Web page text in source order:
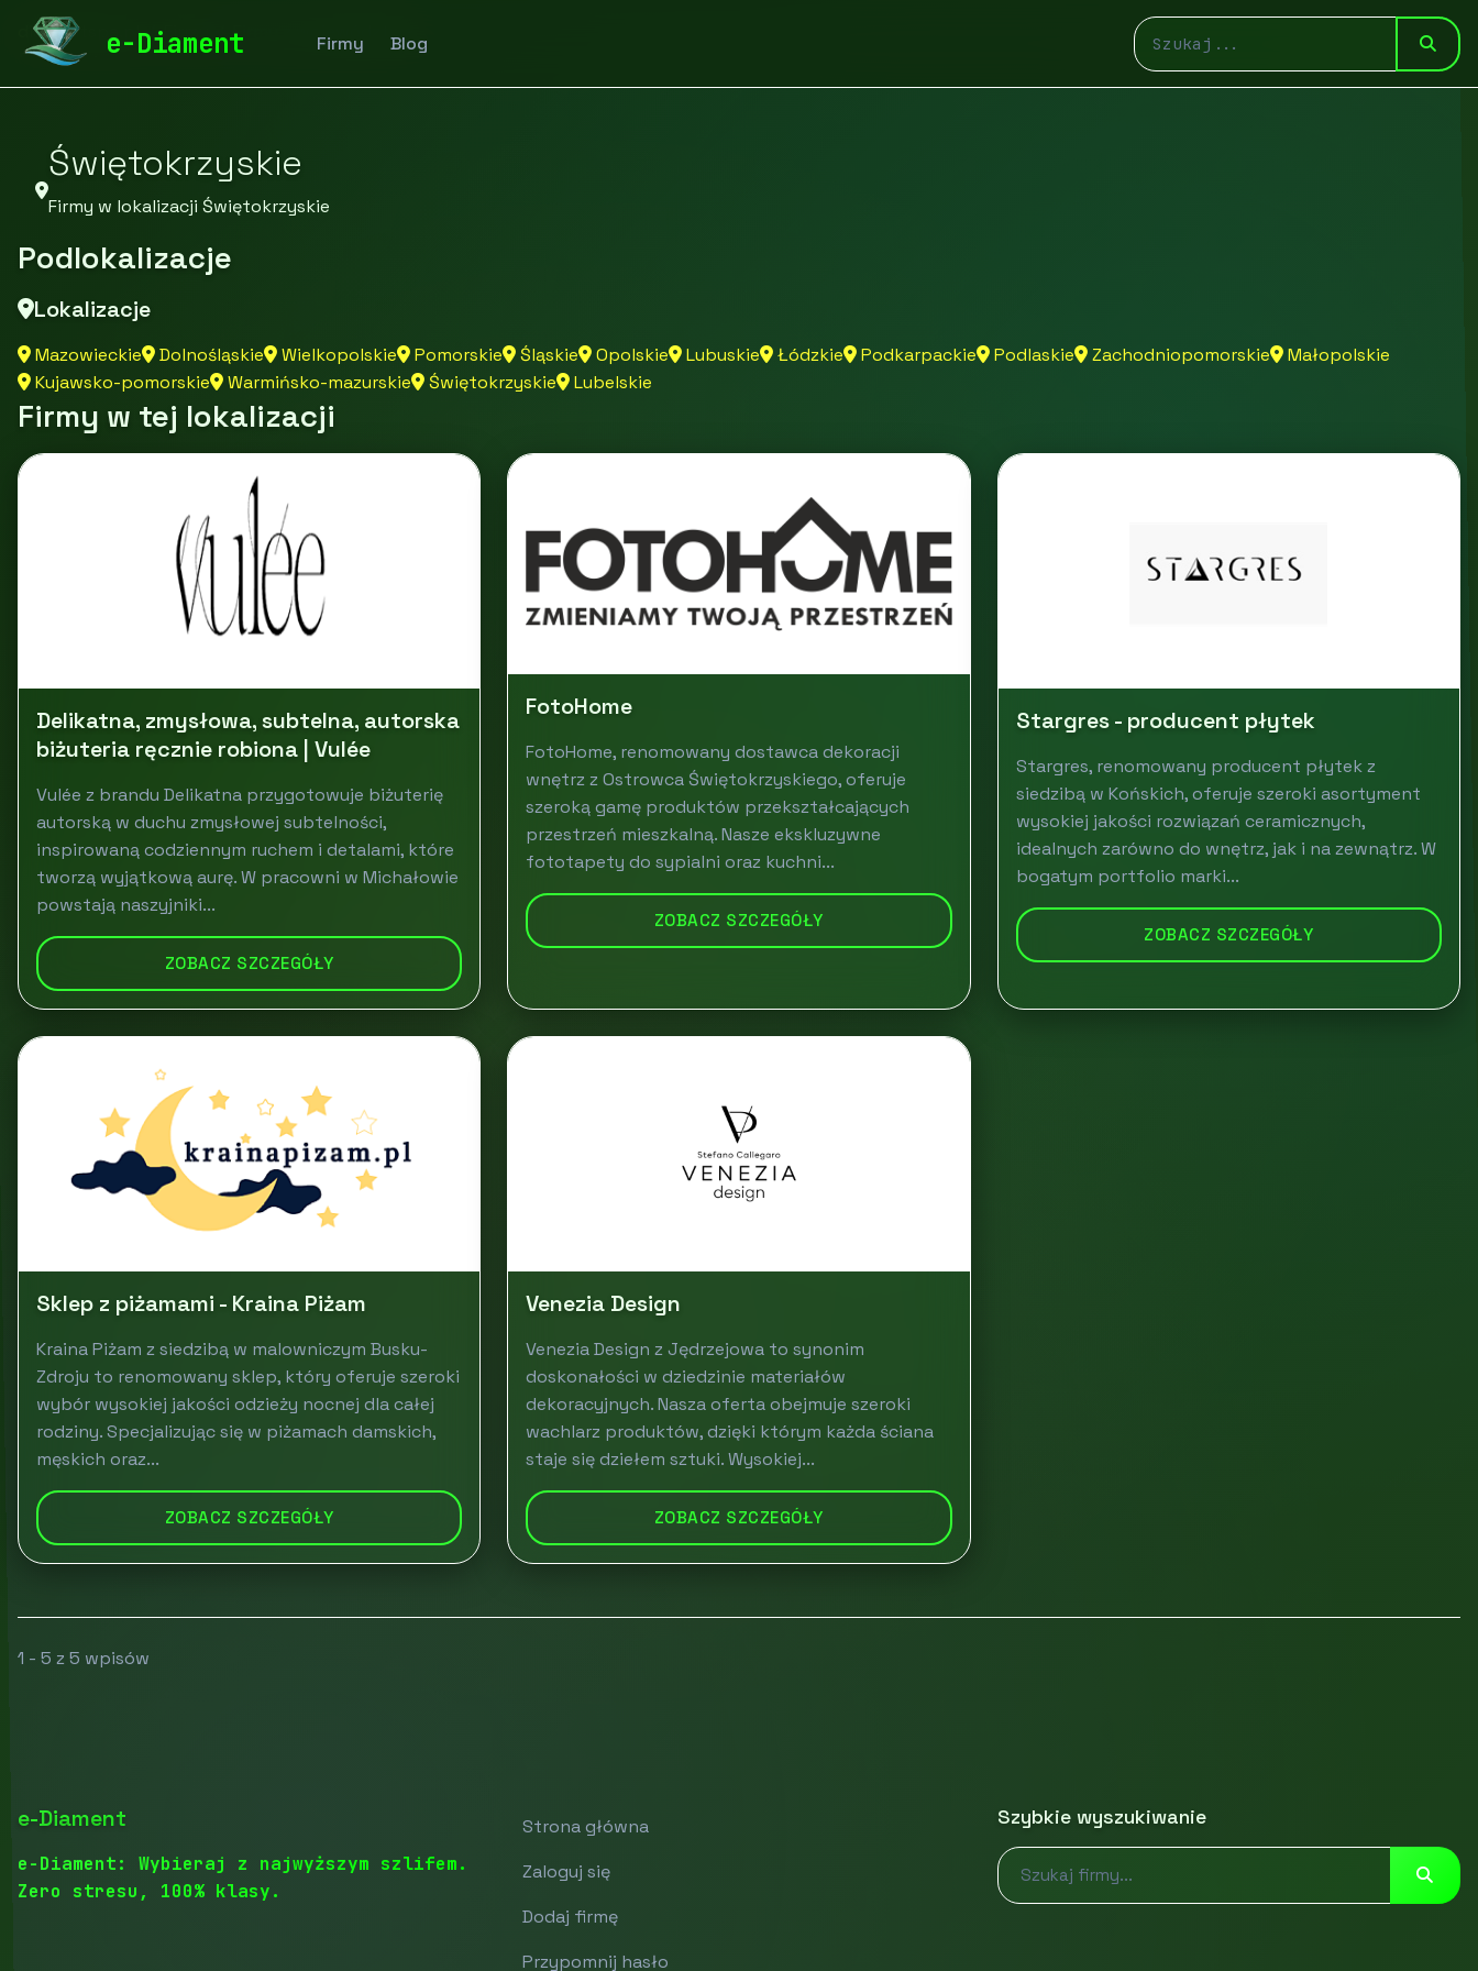
e-Diament Firmy Blog
diamentspa.pl Firmy z województwa
Świętokrzyskie
Firmy w lokalizacji Świętokrzyskie
Podlokalizacje
Lokalizacje
Mazowieckie Dolnośląskie Wielkopolskie Pomorskie Śląskie Opolskie Lubuskie Łódzkie Podkarpackie Podlaskie Zachodniopomorskie
Małopolskie
Kujawsko-pomorskie
Warmińsko-mazurskie Świętokrzyskie Lubelskie
Firmy w tej lokalizacji
Delikatna, zmysłowa, subtelna, autorska
biżuteria ręcznie robiona | Vulée
Vulée z brandu Delikatna przygotowuje biżuterię
autorską w duchu zmysłowej subtelności,
inspirowaną codziennym ruchem i detalami, które
tworzą wyjątkową aurę. W pracowni w Michałowie
powstają naszyjniki...
ZOBACZ SZCZEGÓŁY
FotoHome
FotoHome, renomowany dostawca dekoracji
wnętrz z Ostrowca Świętokrzyskiego, oferuje
szeroką gamę produktów przekształcających
przestrzeń mieszkalną. Nasze ekskluzywne
fototapety do sypialni oraz kuchni...
ZOBACZ SZCZEGÓŁY
Stargres - producent płytek
Stargres, renomowany producent płytek z
siedzibą w Końskich, oferuje szeroki asortyment
wysokiej jakości rozwiązań ceramicznych,
idealnych zarówno do wnętrz, jak i na zewnątrz. W
bogatym portfolio marki...
ZOBACZ SZCZEGÓŁY
Sklep z piżamami - Kraina Piżam
Kraina Piżam z siedzibą w malowniczym Busku-
Zdroju to renomowany sklep, który oferuje szeroki
wybór wysokiej jakości odzieży nocnej dla całej
rodziny. Specjalizując się w piżamach damskich,
męskich oraz...
ZOBACZ SZCZEGÓŁY
Venezia Design
Venezia Design z Jędrzejowa to synonim
doskonałości w dziedzinie materiałów
dekoracyjnych. Nasza oferta obejmuje szeroki
wachlarz produktów, dzięki którym każda ściana
staje się dziełem sztuki. Wysokiej...
ZOBACZ SZCZEGÓŁY
1 - 5 z 5 wpisów
e-Diament
e-Diament: Wybieraj z najwyższym szlifem.
Zero stresu, 100% klasy.
Strona główna
Zaloguj się
Dodaj firmę
Przypomnij hasło
Szybkie wyszukiwanie